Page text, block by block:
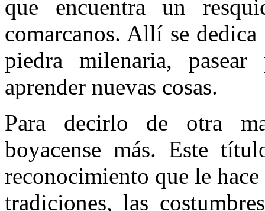
que encuentra un
comarcanos. Allí se
piedra milenaria,
aprender nuevas cosas.
Para decirlo de otra
boyacense más. Este
reconocimiento que le
tradiciones, las